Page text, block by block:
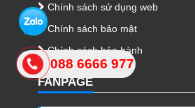
Chính sách sử dụng web
Chính sách bảo mật
Chính sách bảo hành
FANPAGE
088 6666 977